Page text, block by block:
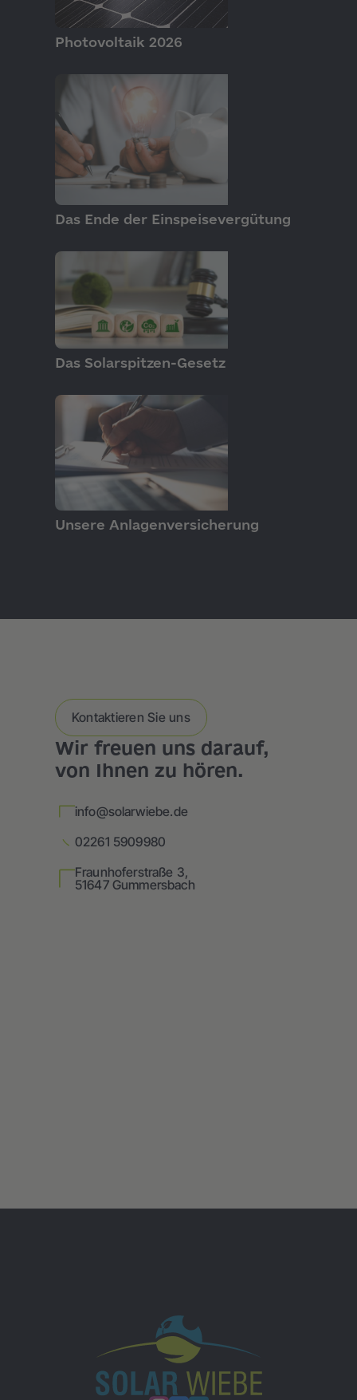
GRUNDLAGEN
Photovoltaik 2026
GRUNDLAGEN
Das Ende der Einspeisevergütung
GRUNDLAGEN
Das Solarspitzen-Gesetz
PRODUKTE
Unsere Anlagenversicherung
Kontaktieren Sie uns
Wir freuen uns darauf,
von Ihnen zu hören.
info@solarwiebe.de
02261 5909980
Fraunhoferstraße 3,
51647 Gummersbach